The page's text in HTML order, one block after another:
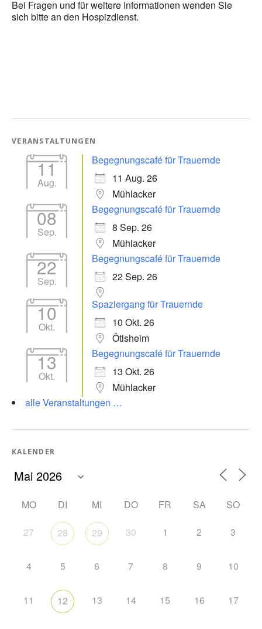
Bei Fragen und für weitere Informationen wenden Sie
sich bitte an den Hospizdienst.
VERANSTALTUNGEN
11
Aug.
Begegnungscafé für Trauernde
11 Aug. 26
Mühlacker
08
Sep.
Begegnungscafé für Trauernde
8 Sep. 26
Mühlacker
22
Sep.
Begegnungscafé für Trauernde
22 Sep. 26
10
Okt.
Spaziergang für Trauernde
10 Okt. 26
Ötisheim
13
Okt.
Begegnungscafé für Trauernde
13 Okt. 26
Mühlacker
alle Veranstaltungen …
KALENDER
MO DI MI DO FR SA SO
27 28 29 30 1 2 3
4 5 6 7 8 9 10
11 12 13 14 15 16 17